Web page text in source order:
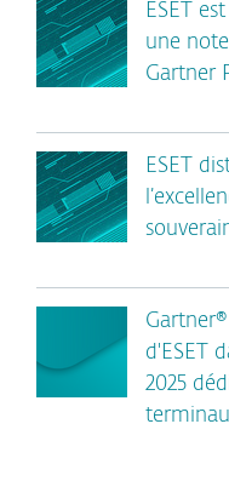
ESET
une
Gartner
ESET
d'ESET
2025